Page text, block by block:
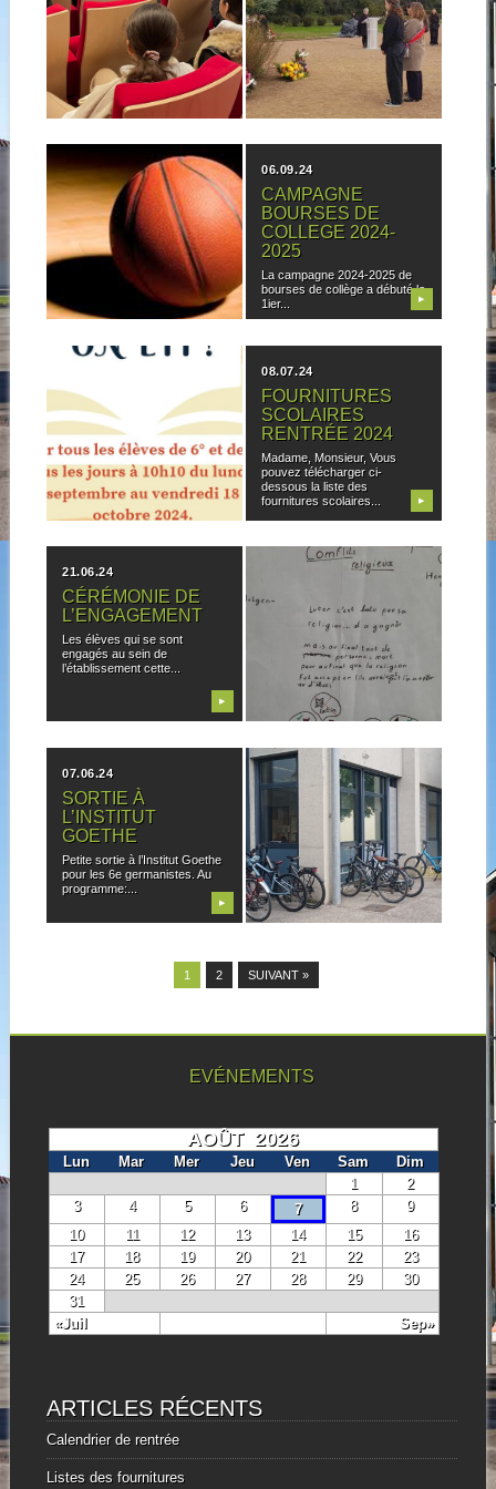
À LA SÉCURITÉ
ROUTIÈRE
CLASSE DE 5°2
Dans le cadre de la prévention
à la sécurité routière, la...
À LA NÉCROPOLE
DE LA DOUA
Le mardi 12 novembre après-
midi, des élèves de 3e des
collèges...
▶
09.09.24
SECTION
SPORTIVE
BASKET 2024-2025
La section sportive basket
reprend ce lundi 9 septembre
▶
06.09.24
CAMPAGNE
BOURSES DE
COLLEGE 2024-
2025
La campagne 2024-2025 de
bourses de collège a débuté le
1ier...
▶
SILENCE, ON LIT !
Silence, on lit ! revient au
collège pour cette nouvelle
année...
▶
08.07.24
FOURNITURES
SCOLAIRES
RENTRÉE 2024
Madame, Monsieur, Vous
pouvez télécharger ci-
dessous la liste des
fournitures scolaires...
▶
21.06.24
CÉRÉMONIE DE
L’ENGAGEMENT
Les élèves qui se sont
engagés au sein de
l’établissement cette...
▶
SKETCHNOTE DE
du collège Jean Macé...
07.06.24
SORTIE À
L’INSTITUT
GOETHE
Petite sortie à l’Institut Goethe
pour les 6e germanistes. Au
programme:...
▶
06.06.24
CHALLENGE
MOBILITÉ DES
COLLÈGES DE LA
MÉTROPOLE DE
LYON : ÇA ROULE !
2024
Le jeudi 30 mai, le collège
▶
1 2 SUIVANT »
EVÉNEMENTS
AOÛT 2026
Lun Mar Mer Jeu Ven Sam Dim
«Juil Sep»
1
2
3
4 5 6 7 8
9
10
11 12 13 14 15
16
17
18 19 20 21 22
23
24
25 26 27 28 29
30
31
ARTICLES RÉCENTS
Calendrier de rentrée
Listes des fournitures